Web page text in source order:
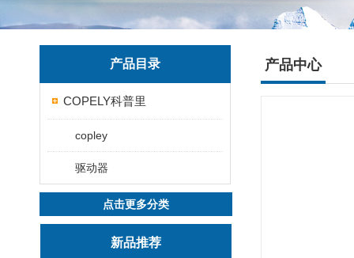
产品目录
COPELY科普里
copley
驱动器
点击更多分类
新品推荐
产品中心